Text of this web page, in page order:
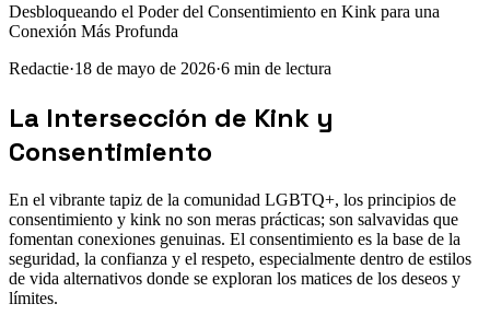
Desbloqueando el Poder del Consentimiento en Kink para una
Conexión Más Profunda
Redactie·18 de mayo de 2026·6 min de lectura
La Intersección de Kink y
Consentimiento
En el vibrante tapiz de la comunidad LGBTQ+, los principios de
consentimiento y kink no son meras prácticas; son salvavidas que
fomentan conexiones genuinas. El consentimiento es la base de la
seguridad, la confianza y el respeto, especialmente dentro de estilos
de vida alternativos donde se exploran los matices de los deseos y
límites.